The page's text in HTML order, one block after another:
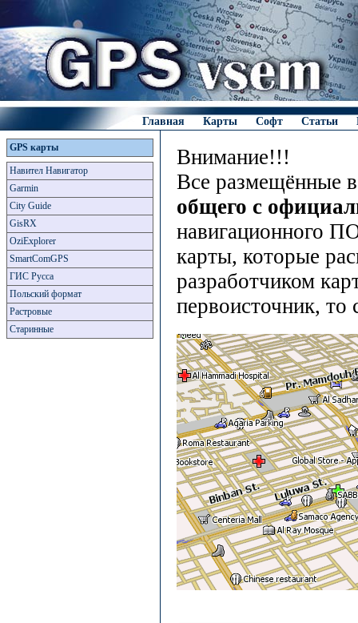
Главная Карты Софт Статьи
GPS карты
Навител Навигатор
Garmin
City Guide
GisRX
OziExplorer
SmartComGPS
ГИС Русса
Польский формат
Растровые
Старинные
Внимание!!!
Все размещённые
общего с
навигационного
карты, которые
разработчиком
первоисточник,